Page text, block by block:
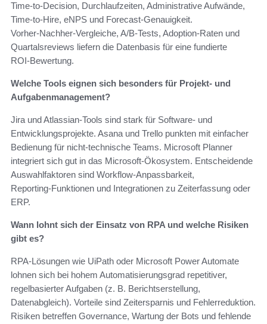
Time‑to‑Decision, Durchlaufzeiten, Administrative Aufwände,
Time‑to‑Hire, eNPS und Forecast‑Genauigkeit.
Vorher‑Nachher‑Vergleiche, A/B‑Tests, Adoption‑Raten und
Quartalsreviews liefern die Datenbasis für eine fundierte
ROI‑Bewertung.
Welche Tools eignen sich besonders für Projekt‑ und
Aufgabenmanagement?
Jira und Atlassian‑Tools sind stark für Software‑ und
Entwicklungsprojekte. Asana und Trello punkten mit einfacher
Bedienung für nicht‑technische Teams. Microsoft Planner
integriert sich gut in das Microsoft‑Ökosystem. Entscheidende
Auswahlfaktoren sind Workflow‑Anpassbarkeit,
Reporting‑Funktionen und Integrationen zu Zeiterfassung oder
ERP.
Wann lohnt sich der Einsatz von RPA und welche Risiken
gibt es?
RPA‑Lösungen wie UiPath oder Microsoft Power Automate
lohnen sich bei hohem Automatisierungsgrad repetitiver,
regelbasierter Aufgaben (z. B. Berichtserstellung,
Datenabgleich). Vorteile sind Zeitersparnis und Fehlerreduktion.
Risiken betreffen Governance, Wartung der Bots und fehlende